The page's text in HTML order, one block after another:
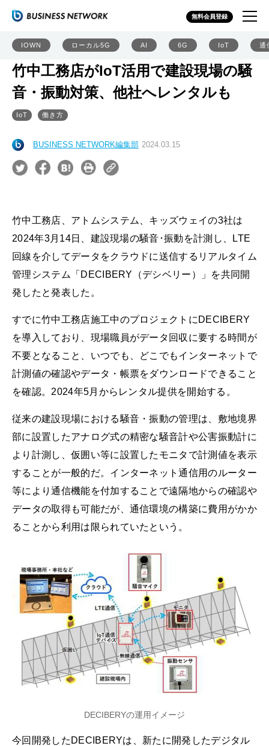
無料会員登録
IOWN ローカル5G AI 6G IoT 通
竹中工務店がIoT活用で建設現場の騒
音・振動対策、他社へレンタルも
IoT 働き方
BUSINESS NETWORK編集部 2024.03.15
竹中工務店、アトムシステム、キッズウェイの3社は
2024年3月14日、建設現場の騒音･振動を計測し、LTE
回線を介してデータをクラウドに送信するリアルタイム
管理システム「DECIBERY（デシベリー）」を共同開
発したと発表した。
すでに竹中工務店施工中のプロジェクトにDECIBERY
を導入しており、現場職員がデータ回収に要する時間が
不要となること、いつでも、どこでもインターネットで
計測値の確認やデータ・帳票をダウンロードできること
を確認。2024年5月からレンタル提供を開始する。
従来の建設現場における騒音・振動の管理は、敷地境界
部に設置したアナログ式の精密な騒音計や公害振動計に
より計測し、仮囲い等に設置したモニタで計測値を表示
することが一般的だ。インターネット通信用のルーター
等により通信機能を付加することで遠隔地からの確認や
データの取得も可能だが、通信環境の構築に費用がかか
ることから利用は限られていたという。
DECIBERYの運用イメージ
今回開発したDECIBERYは、新たに開発したデジタル